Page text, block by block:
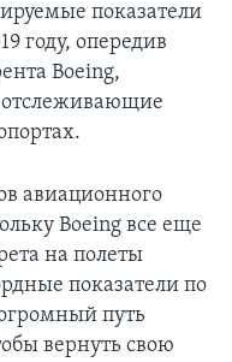
показатели
году, опередив
Boeing,
отслеживающие
авиационного
Boeing все еще
на полеты
показатели по
путь
вернуть свою